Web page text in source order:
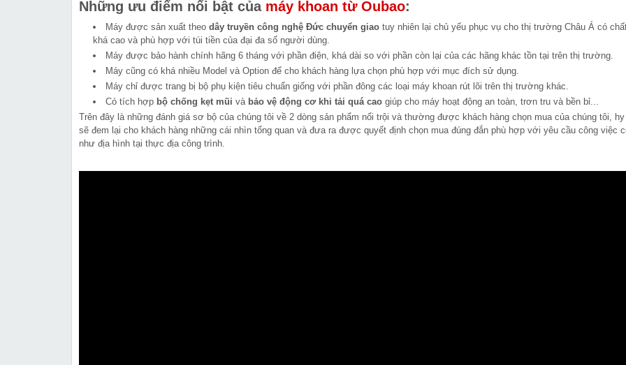
Những ưu điểm nổi bật của máy khoan từ Oubao:
Máy được sản xuất theo dây truyền công nghệ Đức chuyển giao tuy nhiên lại chủ yếu phục vụ cho thị trường Châu Á có
khá cao và phù hợp với túi tiền của đại đa số người dùng.
Máy được bảo hành chính hãng 6 tháng với phần điện, khá dài so với phần còn lại của các hãng khác tồn tại trên thị trường.
Máy cũng có khá nhiều Model và Option để cho khách hàng lựa chọn phù hợp với mục đích sử dụng.
Máy chỉ được trang bị bộ phụ kiện tiêu chuẩn giống với phần đông các loại máy khoan rút lõi trên thị trường khác.
Có tích hợp bộ chống kẹt mũi và bảo vệ động cơ khi tải quá cao giúp cho máy hoạt động an toàn, trơn tru và bền bỉ...
Trên đây là những đánh giá sơ bộ của chúng tôi về 2 dòng sản phẩm nổi trội và thường được khách hàng chọn mua của chúng tôi,
sẽ đem lại cho khách hàng những cái nhìn tổng quan và đưa ra được quyết định chọn mua đúng đắn phù hợp với yêu cầu công việc
như địa hình tại thực địa công trình.